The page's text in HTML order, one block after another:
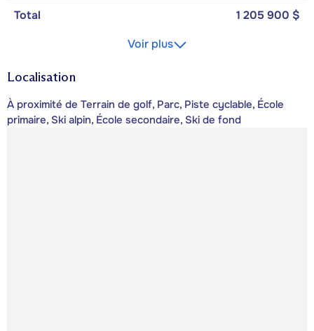
Total
1 205 900 $
Voir plus
Localisation
À proximité de Terrain de golf, Parc, Piste cyclable, École
primaire, Ski alpin, École secondaire, Ski de fond